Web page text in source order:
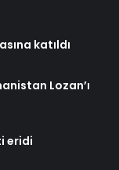
katıldı
Lozan’ı
eridi